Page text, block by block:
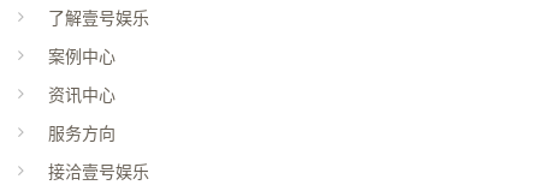
了解壹号娱乐
案例中心
资讯中心
服务方向
接洽壹号娱乐